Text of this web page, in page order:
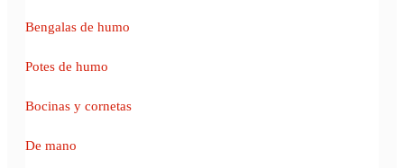
Bengalas de humo
Potes de humo
Bocinas y cornetas
De mano